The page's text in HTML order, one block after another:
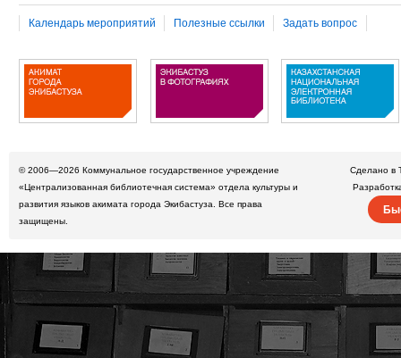
Календарь мероприятий Полезные ссылки Задать вопрос
© 2006—2026 Коммунальное государственное учреждение
«Централизованная библиотечная система» отдела культуры и
развития языков акимата города Экибастуза. Все права
защищены.
Сделано в